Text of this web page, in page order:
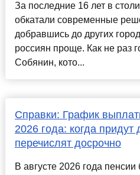
За последние 16 лет в
обкатали современные
добравшись до других
россиян проще. Как не раз
Собянин, кото...
Справки: График
2026 года: когда придут
перечислят досрочно
В августе 2026 года